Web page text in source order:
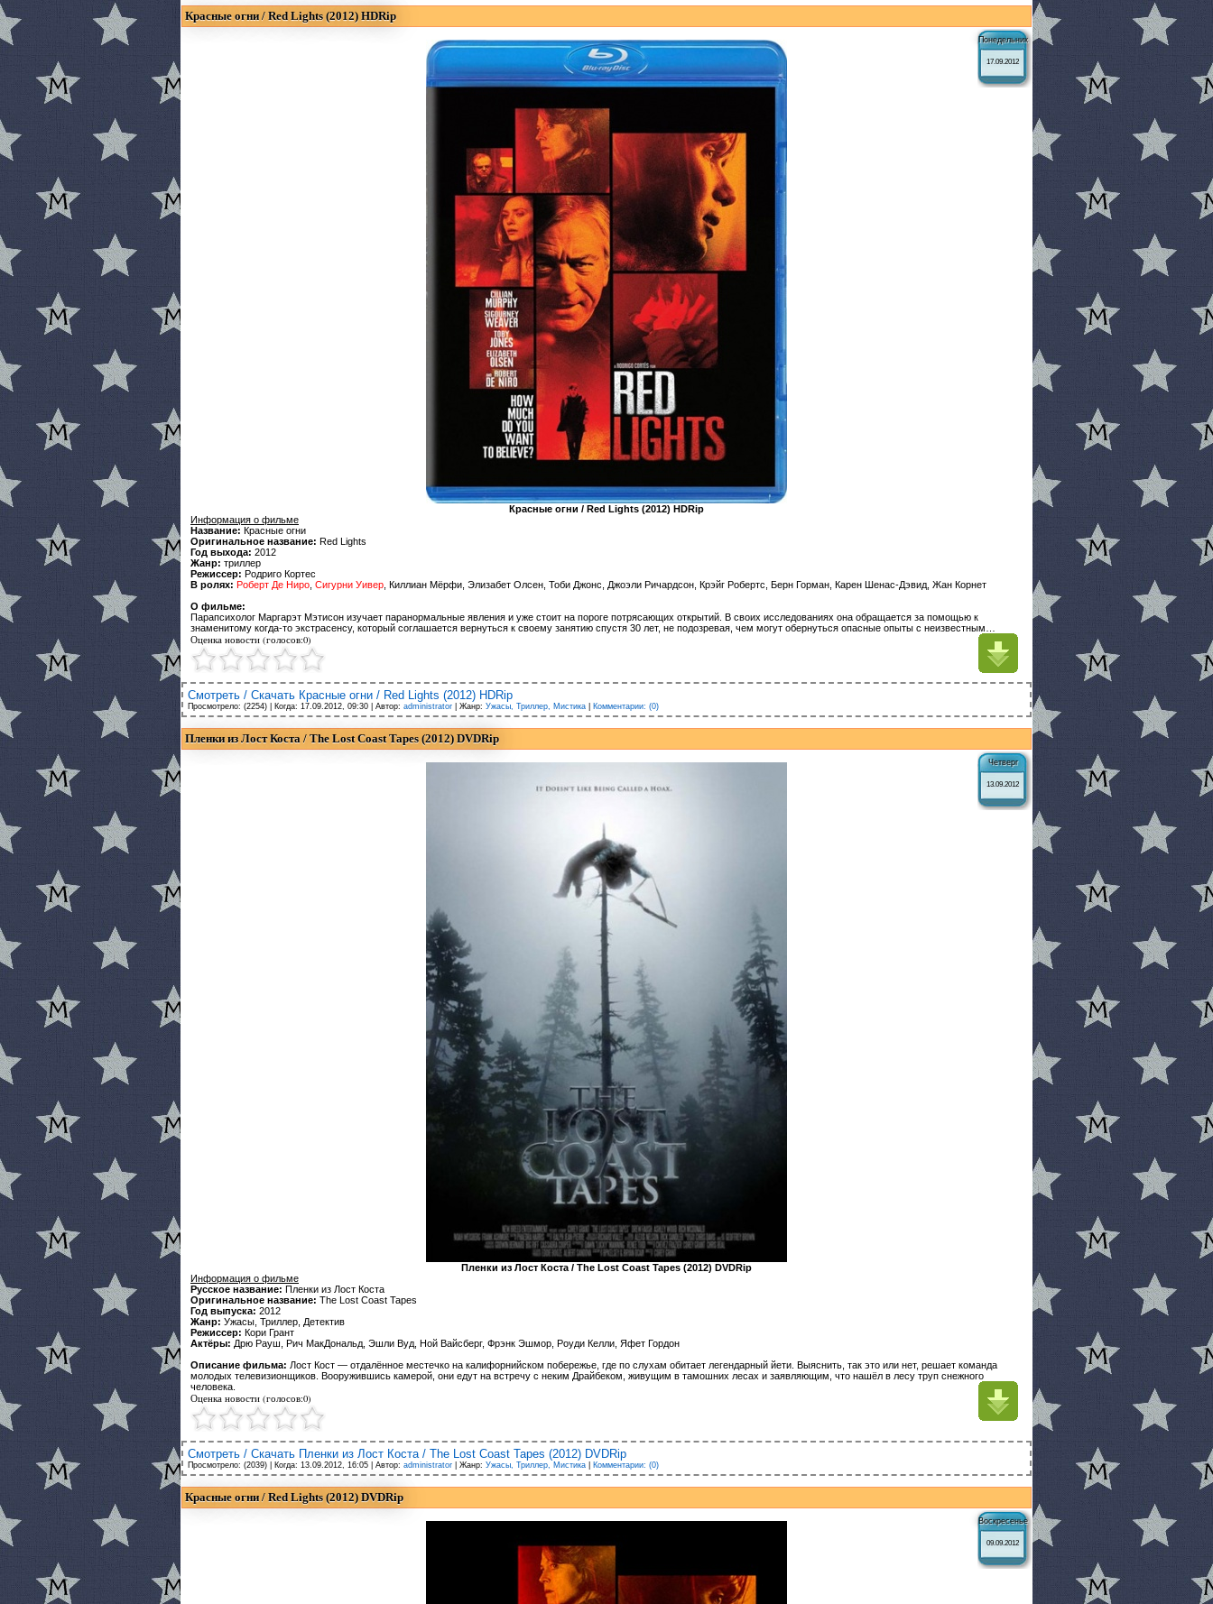
Красные огни / Red Lights (2012) HDRip
Понедельник
17.09.2012
Красные огни / Red Lights (2012) HDRip
Информация о фильме
Название: Красные огни
Оригинальное название: Red Lights
Год выхода: 2012
Жанр: триллер
Режиссер: Родриго Кортес
В ролях: Роберт Де Ниро Сигурни Уивер , Киллиан Мёрфи, Элизабет Олсен, Тоби Джонс, Джоэли Ричардсон, Крэйг Робертс, Берн Горман, Карен Шенас-Дэвид, Жан Корнет
О фильме:
Парапсихолог Маргарэт Мэтисон изучает паранормальные явления и уже стоит на пороге потрясающих открытий. В своих исследованиях она обращается за помощью к
знаменитому когда-то экстрасенсу, который соглашается вернуться к своему занятию спустя 30 лет, не подозревая, чем могут обернуться опасные опыты с неизвестным…
Оценка новости (голосов:0)
Смотреть / Скачать Красные огни / Red Lights (2012) HDRip
Просмотрело: (2254) | Когда: 17.09.2012, 09:30 | Автор: administrator | Жанр: Ужасы, Триллер, Мистика Комментарии: (0)
Пленки из Лост Коста / The Lost Coast Tapes (2012) DVDRip
Четверг
13.09.2012
Пленки из Лост Коста / The Lost Coast Tapes (2012) DVDRip
Информация о фильме
Русское название: Пленки из Лост Коста
Оригинальное название: The Lost Coast Tapes
Год выпуска: 2012
Жанр: Ужасы, Триллер, Детектив
Режиссер: Кори Грант
Актёры: Дрю Рауш, Рич МакДональд, Эшли Вуд, Ной Вайсберг, Фрэнк Эшмор, Роуди Келли, Яфет Гордон
Описание фильма: Лост Кост — отдалённое местечко на калифорнийском побережье, где по слухам обитает легендарный йети. Выяснить, так это или нет, решает команда
молодых телевизионщиков. Вооружившись камерой, они едут на встречу с неким Драйбеком, живущим в тамошних лесах и заявляющим, что нашёл в лесу труп снежного
человека.
Оценка новости (голосов:0)
Смотреть / Скачать Пленки из Лост Коста / The Lost Coast Tapes (2012) DVDRip
Просмотрело: (2039) | Когда: 13.09.2012, 16:05 | Автор: administrator | Жанр: Ужасы, Триллер, Мистика Комментарии: (0)
Красные огни / Red Lights (2012) DVDRip
Воскресенье
09.09.2012